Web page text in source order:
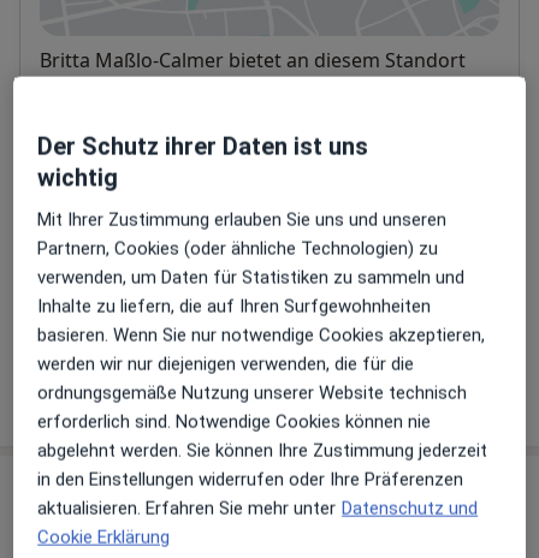
Verfügbarkeit
Britta Maßlo-Calmer bietet an diesem Standort
Zahlungsmodalitäten (private Besuche)
Akzeptierte Versicherungen
Details
Telefonnummer
040 6... Telefonnummer anzeigen
Mehr Details anzeigen
über die Adresse
Erfahrungen
Der Schutz ihrer Daten ist uns
wichtig
Mit Ihrer Zustimmung erlauben Sie uns und unseren
Partnern, Cookies (oder ähnliche Technologien) zu
verwenden, um Daten für Statistiken zu sammeln und
Inhalte zu liefern, die auf Ihren Surfgewohnheiten
basieren. Wenn Sie nur notwendige Cookies akzeptieren,
werden wir nur diejenigen verwenden, die für die
ordnungsgemäße Nutzung unserer Website technisch
erforderlich sind. Notwendige Cookies können nie
abgelehnt werden. Sie können Ihre Zustimmung jederzeit
in den Einstellungen widerrufen oder Ihre Präferenzen
aktualisieren. Erfahren Sie mehr unter Datenschutz und
Cookie Erklärung